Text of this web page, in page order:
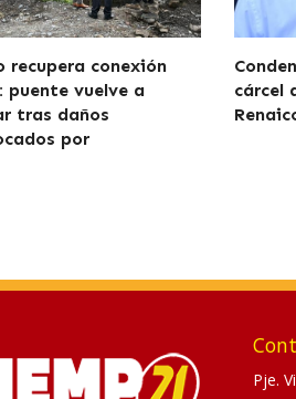
recupera conexión
puente vuelve a
tras daños
por
cárcel
Pje.